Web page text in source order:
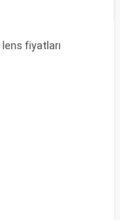
lens fiyatları